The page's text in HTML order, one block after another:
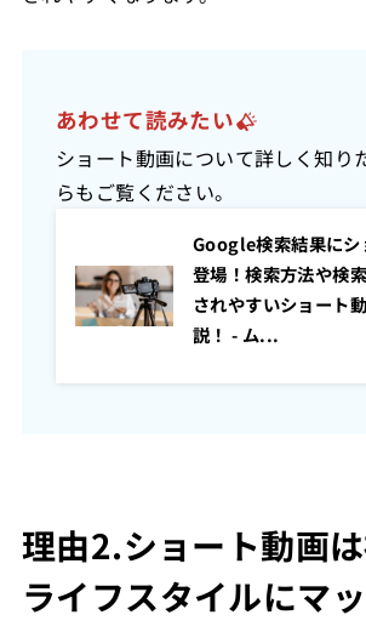
あわせて読みたい
ショート動画について詳しく知り
らもご覧ください。
Google検索結果にシ
登場！検索方法や検
されやすいショート
説！ - ム...
理由2.ショート動画
ライフスタイルにマ